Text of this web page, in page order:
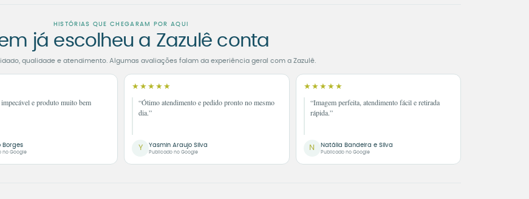
HISTÓRIAS QUE CHEGARAM POR AQUI
já escolheu a Zazulê conta
qualidade e atendimento. Algumas avaliações falam da experiência geral com a Zazulê.
e produto muito bem
Borges
no Google
★★★★★
“Ótimo atendimento e pedido pronto no mesmo
dia.”
Y Yasmin Araujo Silva
Publicado no Google
★★★★★
“Imagem perfeita, atendimento fácil e retirada
rápida.”
N Natália Bandeira e Silva
Publicado no Google